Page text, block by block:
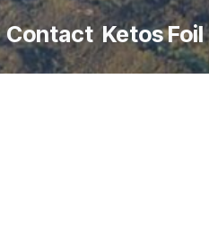
Contact Ketos Foil